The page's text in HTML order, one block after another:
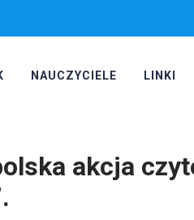
NAUCZYCIELE LINKI
akcja